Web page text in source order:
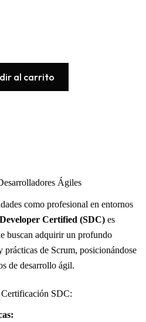
al carrito
Ágiles
como profesional en entornos
Certified (SDC) es
buscan adquirir un profundo
de Scrum, posicionándose
de desarrollo ágil.
SDC: